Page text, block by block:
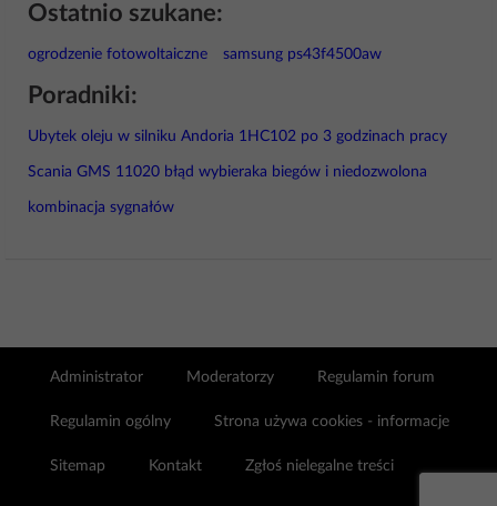
Ostatnio szukane:
ogrodzenie fotowoltaiczne samsung ps43f4500aw
Poradniki:
Ubytek oleju w silniku Andoria 1HC102 po 3 godzinach pracy
Scania GMS 11020 błąd wybieraka biegów i niedozwolona
kombinacja sygnałów
Administrator Moderatorzy Regulamin forum
Regulamin ogólny Strona używa cookies - informacje
Sitemap Kontakt Zgłoś nielegalne treści